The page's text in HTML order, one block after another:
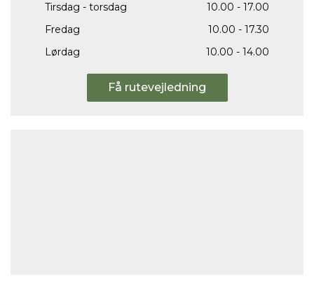
Tirsdag - torsdag
10.00 - 17.00
Fredag
10.00 - 17.30
Lørdag
10.00 - 14.00
Få rutevejledning